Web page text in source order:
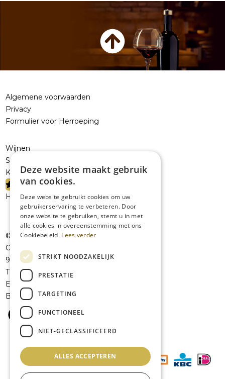
Algemene voorwaarden
Privacy
Formulier voor Herroeping
Wijnen
Sterke dranken
Kelderresten
PROMOTIES
Handelaars
© JolieVOF
Oudenaardsesteenweg 258a
9420 Erpe-Mere
T:
+32 53 41 07 42
E:
info@jolievof.be
BE 0808456101
Deze website maakt gebruik
van cookies.
Deze website gebruikt cookies om uw
gebruikerservaring te verbeteren. Door
onze website te gebruiken, stemt u in met
alle cookies in overeenstemming met ons
Cookiebeleid. Lees verder
STRIKT NOODZAKELIJK
PRESTATIE
TARGETING
FUNCTIONEEL
NIET-GECLASSIFICEERD
ALLES ACCEPTEREN